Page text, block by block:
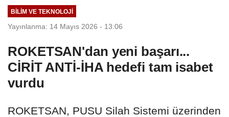
BILIM VE TEKNOLOJI
Yayınlanma: 14 Mayıs 2026 - 13:06
ROKETSAN'dan yeni başarı...
CİRİT ANTİ-İHA hedefi tam isabet
vurdu
ROKETSAN, PUSU Silah Sistemi üzerinden